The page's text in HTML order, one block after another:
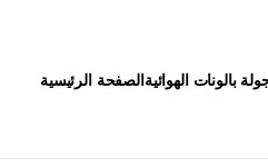
الصفحة الرئيسيةبالونات الهوائية